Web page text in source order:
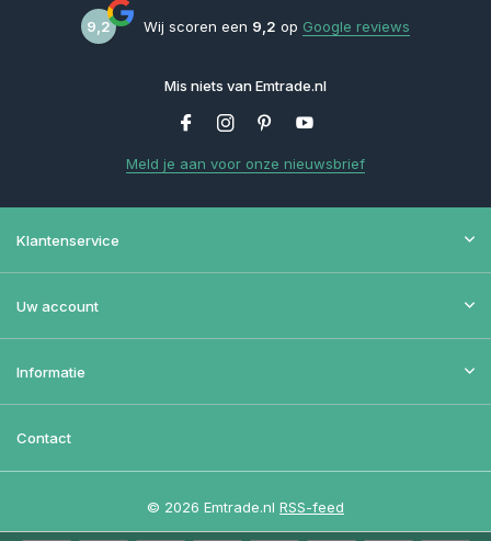
9,2 Wij scoren een 9,2 op Google reviews
Mis niets van Emtrade.nl
Meld je aan voor onze nieuwsbrief
Klantenservice
Uw account
Informatie
Contact
© 2026 Emtrade.nl RSS-feed